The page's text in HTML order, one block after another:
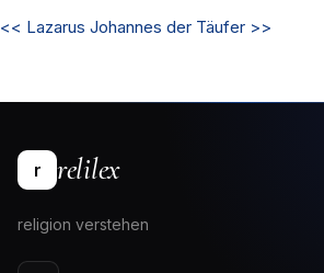
<< Lazarus Johannes der Täufer >>
r relilex
religion verstehen